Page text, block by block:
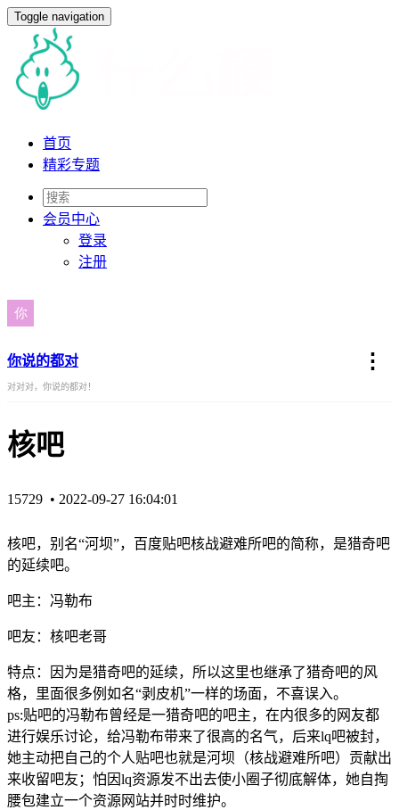
Toggle navigation
首页
精彩专题
会员中心
登录
注册
你说的都对 ⋮
对对对，你说的都对！
核吧
15729 • 2022-09-27 16:04:01
核吧，别名“河坝”，百度贴吧核战避难所吧的简称，是猎奇吧
的延续吧。
吧主：冯勒布
吧友：核吧老哥
特点：因为是猎奇吧的延续，所以这里也继承了猎奇吧的风
格，里面很多例如名“剥皮机”一样的场面，不喜误入。
ps:贴吧的冯勒布曾经是一猎奇吧的吧主，在内很多的网友都
进行娱乐讨论，给冯勒布带来了很高的名气，后来lq吧被封，
她主动把自己的个人贴吧也就是河坝（核战避难所吧）贡献出
来收留吧友；怕因lq资源发不出去使小圈子彻底解体，她自掏
腰包建立一个资源网站并时时维护。